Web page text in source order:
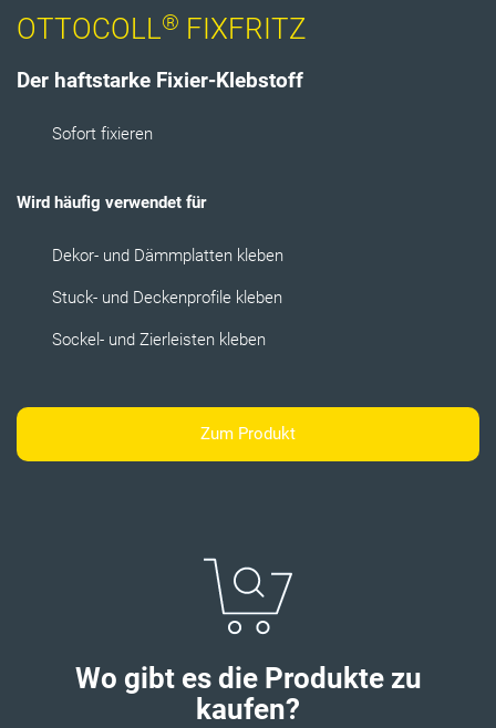
OTTOCOLL® FIXFRITZ
Der haftstarke Fixier-Klebstoff
Sofort fixieren​​​​
Wird häufig verwendet für
Dekor- und Dämmplatten kleben
Stuck- und Deckenprofile kleben
Sockel- und Zierleisten kleben
Zum Produkt
Wo gibt es die Produkte zu
kaufen?